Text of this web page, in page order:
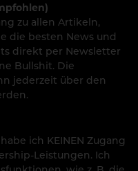
zu allen Artikeln,
die besten News und
direkt per Newsletter
Bullshit. Die
jederzeit über den
ich KEINEN Zugang
Leistungen. Ich